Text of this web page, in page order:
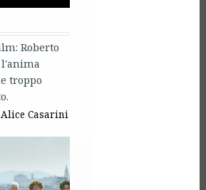
Roberto
l'anima
troppo
Alice Casarini